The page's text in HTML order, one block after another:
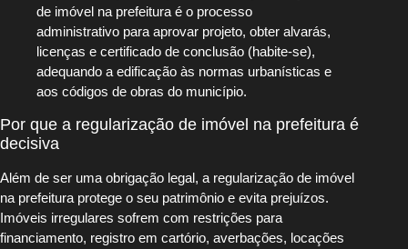
de imóvel na prefeitura é o processo
administrativo para aprovar projeto, obter alvarás,
licenças e certificado de conclusão (habite-se),
adequando a edificação às normas urbanísticas e
aos códigos de obras do município.
Por que a regularização de imóvel na prefeitura é
decisiva
Além de ser uma obrigação legal, a regularização de imóvel
na prefeitura protege o seu patrimônio e evita prejuízos.
Imóveis irregulares sofrem com restrições para
financiamento, registro em cartório, averbações, locações